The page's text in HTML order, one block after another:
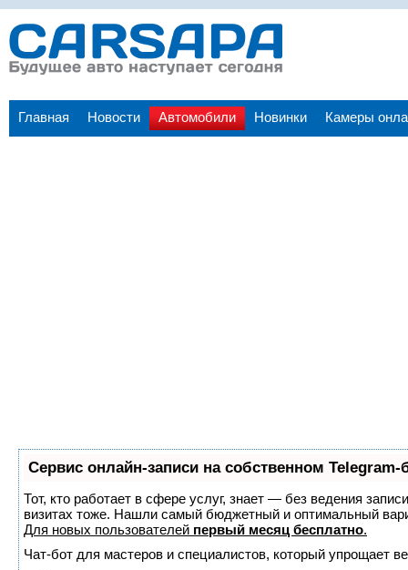
Главная Новости Автомобили Новинки Камеры
Сервис онлайн-записи на собственном Telegram-
Тот, кто работает в сфере услуг, знает — без ведения
визитах тоже. Нашли самый бюджетный и оптимальный
Для новых пользователей первый месяц бесплатно.
Чат-бот для мастеров и специалистов, который упрощает